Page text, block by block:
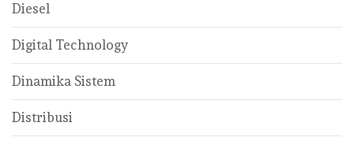
Diesel
Digital Technology
Dinamika Sistem
Distribusi